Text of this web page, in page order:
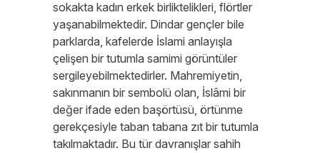
sokakta kadın erkek birliktelikleri, flörtler
yaşanabilmektedir. Dindar gençler bile
parklarda, kafelerde İslami anlayışla
çelişen bir tutumla samimi görüntüler
sergileyebilmektedirler. Mahremiyetin,
sakınmanın bir sembolü olan, İslâmi bir
değer ifade eden başörtüsü, örtünme
gerekçesiyle taban tabana zıt bir tutumla
takılmaktadır. Bu tür davranışlar sahih